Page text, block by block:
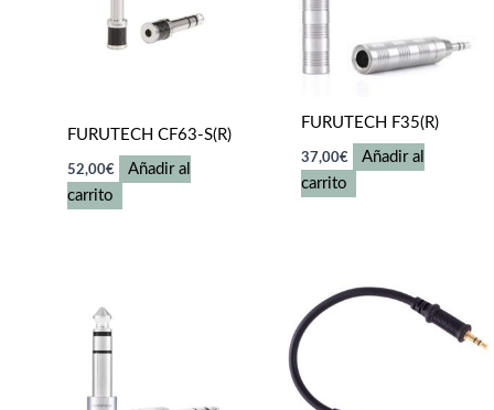
FURUTECH CF63-S(R)
52,00€
Añadir al
carrito
FURUTECH F35(R)
37,00€
Añadir al
carrito